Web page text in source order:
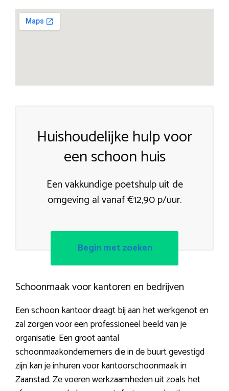
Huishoudelijke hulp voor
een schoon huis
Een vakkundige poetshulp uit de
omgeving al vanaf €12,90 p/uur.
Begin met zoeken
Schoonmaak voor kantoren en bedrijven
Een schoon kantoor draagt bij aan het werkgenot en
zal zorgen voor een professioneel beeld van je
organisatie. Een groot aantal
schoonmaakondernemers die in de buurt gevestigd
zijn kan je inhuren voor kantoorschoonmaak in
Zaanstad. Ze voeren werkzaamheden uit zoals het